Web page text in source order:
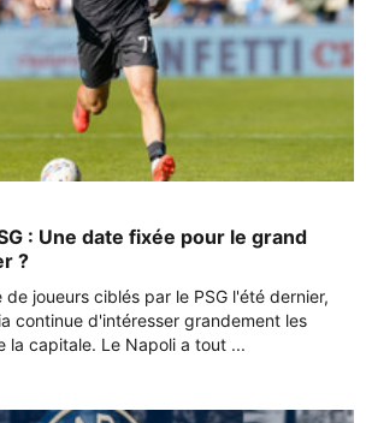
: Une date fixée pour le grand
?
de joueurs ciblés par le PSG l'été dernier,
continue d'intéresser grandement les
la capitale. Le Napoli a tout ...